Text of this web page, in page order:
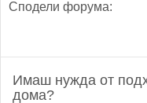
Сподели форума:
Имаш нужда от
дома?